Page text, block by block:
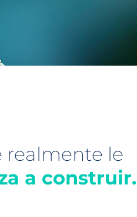
realmente le
a construir.